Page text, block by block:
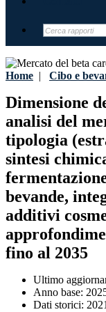
Home | Cibo e
Dimensione
analisi del
tipologia
sintesi
bevande,
additivi
fino al 2035
Ultimo
Anno base:
Dati storici: